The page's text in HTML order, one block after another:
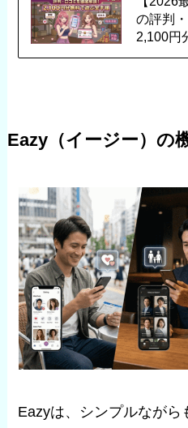
の評判
2,100円
Eazy（イージー）の
Eazyは、シンプルながら